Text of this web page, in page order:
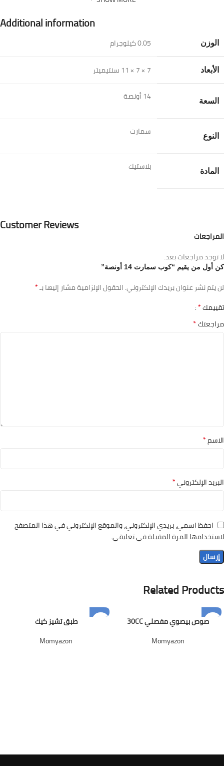
Additional information
الوزن 0.05 كيلوجرام
الأبعاد 7 × 7 × 11 سنتيميتر
السعة 14 أونصة
النوع سمارت
المادة بلاستيك
Customer Reviews
المراجعات
لا توجد مراجعات بعد.
كن أول من يقيم “كوب سمارت 14 أونصة”
لن يتم نشر عنوان بريدك الإلكتروني.الحقول الإلزامية مشار إليها بـ*
تقييمك*
مراجعتك*
الاسم*
البريد الإلكتروني*
احفظ اسمي، بريدي الإلكتروني، والموقع الإلكتروني في هذا المتصفح
لاستخدامها المرة المقبلة في تعليقي.
Related Products
صوص بيصوي مفصلي 30CC
Momyazon
طبق تشيز كيك
Momyazon